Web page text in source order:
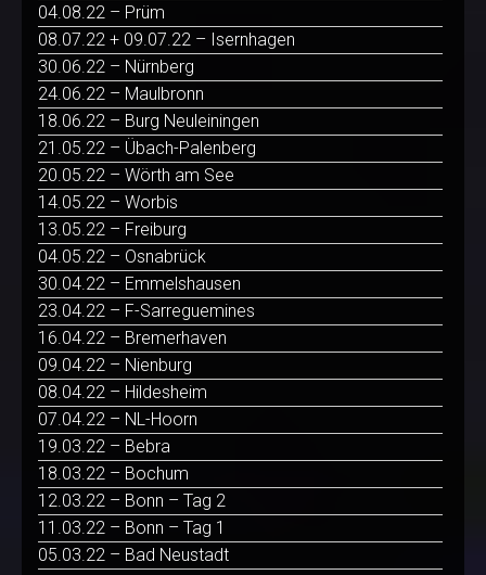
04.08.22 – Prüm
08.07.22 + 09.07.22 – Isernhagen
30.06.22 – Nürnberg
24.06.22 – Maulbronn
18.06.22 – Burg Neuleiningen
21.05.22 – Übach-Palenberg
20.05.22 – Wörth am See
14.05.22 – Worbis
13.05.22 – Freiburg
04.05.22 – Osnabrück
30.04.22 – Emmelshausen
23.04.22 – F-Sarreguemines
16.04.22 – Bremerhaven
09.04.22 – Nienburg
08.04.22 – Hildesheim
07.04.22 – NL-Hoorn
19.03.22 – Bebra
18.03.22 – Bochum
12.03.22 – Bonn – Tag 2
11.03.22 – Bonn – Tag 1
05.03.22 – Bad Neustadt